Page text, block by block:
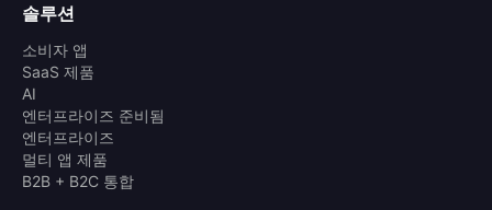
솔루션
소비자 앱
SaaS 제품
AI
엔터프라이즈 준비됨
엔터프라이즈
멀티 앱 제품
B2B + B2C 통합